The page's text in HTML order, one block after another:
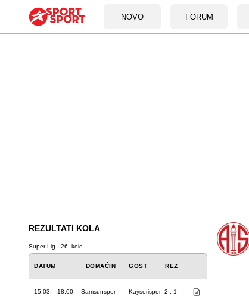
NOVO FORUM
REZULTATI KOLA
Super Lig - 26. kolo
DATUM DOMAĆIN GOST REZ
15.03. - 18:00 Samsunspor - Kayserispor 2 : 1